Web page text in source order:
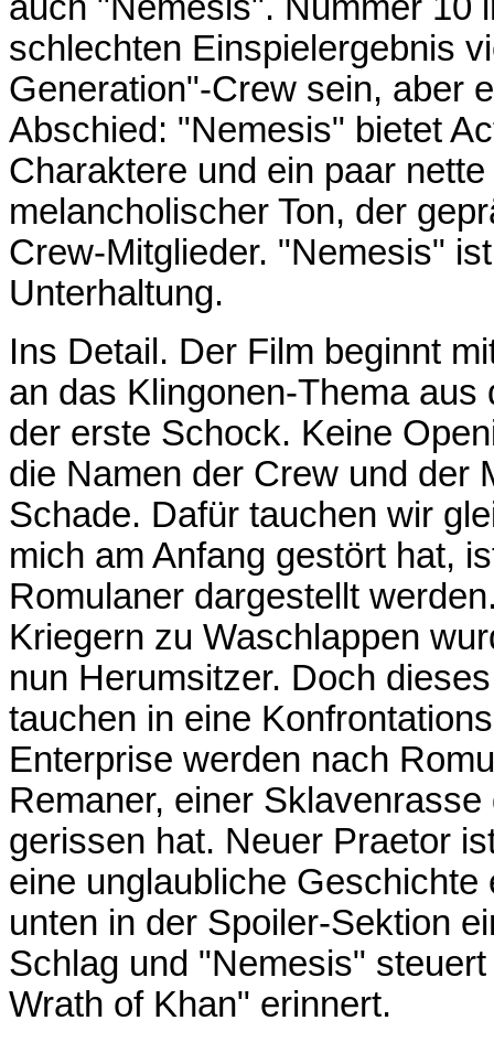
schlechten Einspielergebnis
Generation"-Crew sein, aber
Abschied: "Nemesis" bietet
Charaktere und ein paar
melancholischer Ton, der
Crew-Mitglieder. "Nemesis"
Unterhaltung.
Ins Detail. Der Film beginnt
an das Klingonen-Thema
der erste Schock. Keine
die Namen der Crew und der
Schade. Dafür tauchen wir
mich am Anfang gestört hat,
Romulaner dargestellt
Kriegern zu Waschlappen
nun Herumsitzer. Doch
tauchen in eine
Enterprise werden nach
Remaner, einer
gerissen hat. Neuer Praetor
eine unglaubliche
unten in der Spoiler-Sektion
Schlag und "Nemesis"
Wrath of Khan" erinnert.